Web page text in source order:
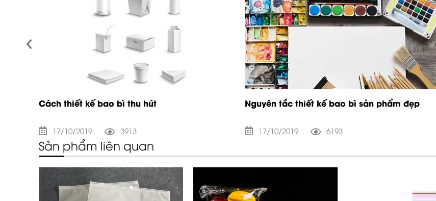
Cách thiết kế bao bì thu hút
17/10/2019 3913
Nguyên tắc thiết kế bao bì sản phẩm đẹp
17/10/2019 6193
‹
Sản phẩm liên quan